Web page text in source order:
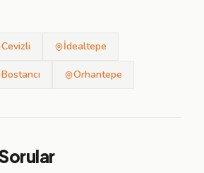
Cevizli İdealtepe
Bostancı Orhantepe